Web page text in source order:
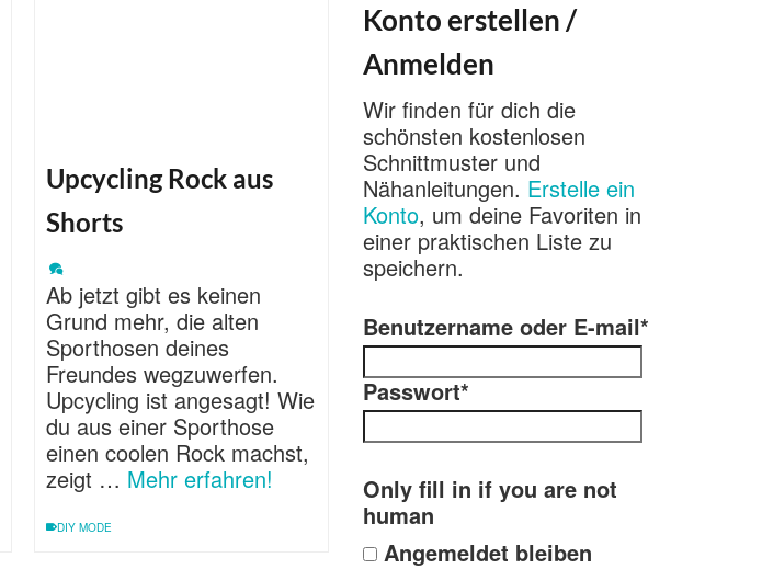
Upcycling Rock aus
Shorts
Ab jetzt gibt es keinen
Grund mehr, die alten
Sporthosen deines
Freundes wegzuwerfen.
Upcycling ist angesagt! Wie
du aus einer Sporthose
einen coolen Rock machst,
zeigt … Mehr erfahren!
DIY MODE
Konto erstellen /
Anmelden
Wir finden für dich die
schönsten kostenlosen
Schnittmuster und
Nähanleitungen. Erstelle ein
Konto, um deine Favoriten in
einer praktischen Liste zu
speichern.
Benutzername oder E-mail*
Passwort*
Only fill in if you are not
human
Angemeldet bleiben